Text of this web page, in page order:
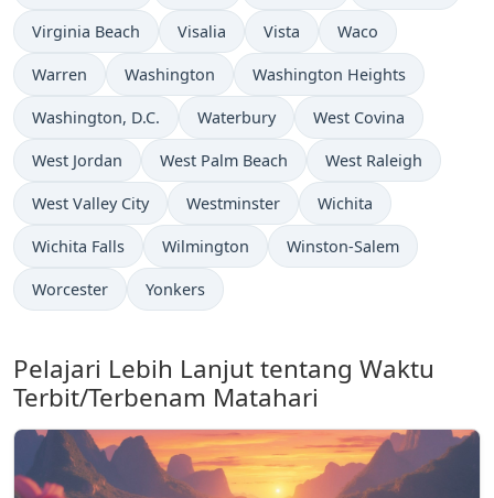
Virginia Beach Visalia Vista Waco
Warren Washington Washington Heights
Washington, D.C. Waterbury West Covina
West Jordan West Palm Beach West Raleigh
West Valley City Westminster Wichita
Wichita Falls Wilmington Winston-Salem
Worcester Yonkers
Pelajari Lebih Lanjut tentang Waktu
Terbit/Terbenam Matahari